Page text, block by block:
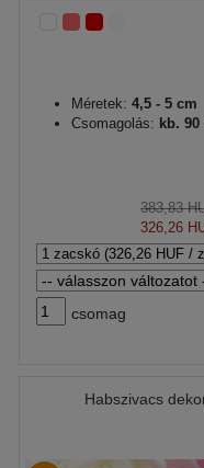
Méretek: 4,5 - 5 cm
Csomagolás: kb. 90
383,83
326,26
csomag
Habszivacs